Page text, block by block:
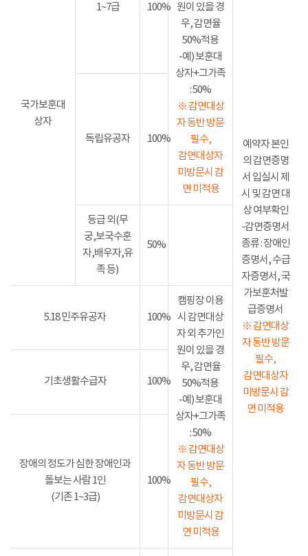
국가보훈대
상자
1~7급 100% 원이 있을 경
우, 감면율
50%적용
-예) 보훈대
상자+그가족
: 50%
※ 감면대상
자 동반 방문
필수,
감면대상자
미방문시 감
면 미적용
예약자 본인
의 감면증명
서 입실시 제
시 및 감면 대
상 여부확인
-감면증명서
종류 : 장애인
증명서, 수급
자증명서, 국
가보훈처발
급증명서
※ 감면대상
자 동반 방문
필수,
감면대상자
미방문시 감
면 미적용
독립유공자 100%
등급 외(무
궁,보국수훈
자,배우자,유
족 등)
50%
5.18 민주유공자 100%
캠핑장 이용
시 감면대상
자 외 추가인
원이 있을 경
우, 감면율
50%적용
-예) 보훈대
상자+그가족
: 50%
※ 감면대상
자 동반 방문
필수,
감면대상자
미방문시 감
면 미적용
기초생활수급자 100%
장애의 정도가 심한 장애인과
돌보는 사람 1인
(기존 1~3급)
100%